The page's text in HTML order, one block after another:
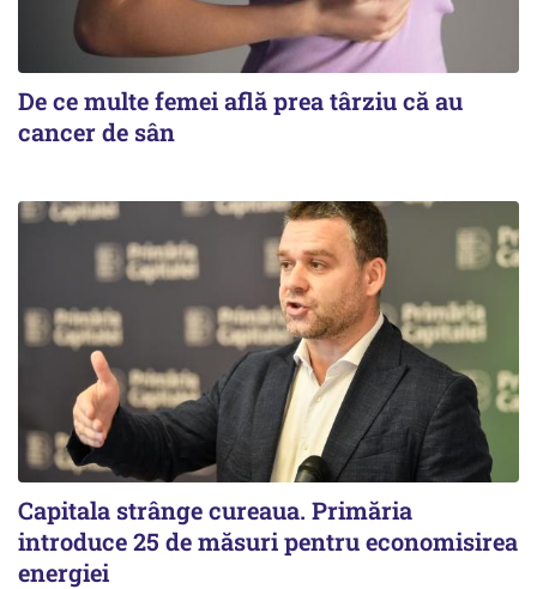
De ce multe femei află prea târziu că au
cancer de sân
Capitala strânge cureaua. Primăria
introduce 25 de măsuri pentru economisirea
energiei